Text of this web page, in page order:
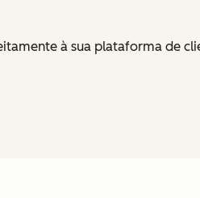
à sua plataforma de